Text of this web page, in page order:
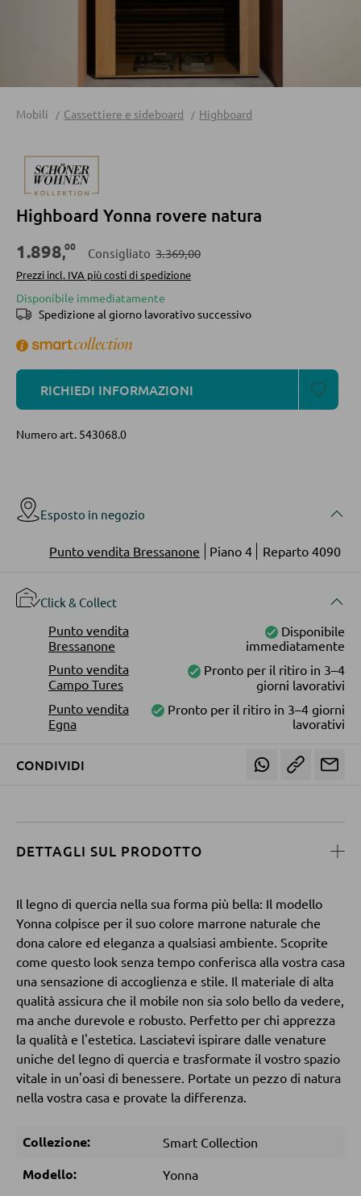
Divani letto
Accessori per divano
Sideboard
Highboard
Lowboards
MENSOLATURE
Mensole a parete
Librerie
Vetrinette
Credenze a giorno
Moduli TV
TAVOLI DA SOGGIORNO
Poltrone imbottite
Poltrone relax
Poltrone TV
SGABELLI
Sgabelli bassi
Sgabelli da bar
Pouf
Pouf a sacco
DORMIRE
Mobili Cassettiere e sideboard Highboard
Highboard Yonna rovere natura
1.898,00 Consigliato 3.369,00
Prezzi incl. IVA più costi di spedizione
Disponibile immediatamente
Spedizione al giorno lavorativo successivo
RICHIEDI INFORMAZIONI
Numero art. 543068.0
Esposto in negozio
Punto vendita Bressanone Piano 4 Reparto 4090
Click & Collect
Punto vendita
Bressanone
Disponibile
immediatamente
Punto vendita
Campo Tures
Pronto per il ritiro in 3–4
giorni lavorativi
Punto vendita
Egna
Pronto per il ritiro in 3–4 giorni
lavorativi
CONDIVIDI
DETTAGLI SUL PRODOTTO
Il legno di quercia nella sua forma più bella: Il modello
Yonna colpisce per il suo colore marrone naturale che
dona calore ed eleganza a qualsiasi ambiente. Scoprite
come questo look senza tempo conferisca alla vostra casa
una sensazione di accoglienza e stile. Il materiale di alta
qualità assicura che il mobile non sia solo bello da vedere,
ma anche durevole e robusto. Perfetto per chi apprezza
la qualità e l'estetica. Lasciatevi ispirare dalle venature
uniche del legno di quercia e trasformate il vostro spazio
vitale in un'oasi di benessere. Portate un pezzo di natura
nella vostra casa e provate la differenza.
Collezione: Smart Collection
Modello: Yonna